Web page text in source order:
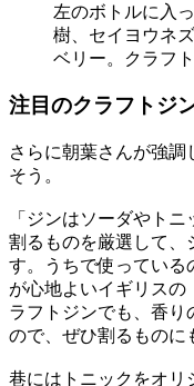
左のボトルに入
樹、セイヨウネ
ベリー。クラフ
注目のクラフトジ
さらに朝葉さんが強
そう。
「ジンはソーダやト
割るものを厳選して、
す。うちで使っている
が心地よいイギリスの
ラフトジンでも、香り
ので、ぜひ割るものに
巷にはトニックをオリ